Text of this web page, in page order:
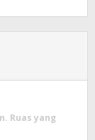
Ruas yang